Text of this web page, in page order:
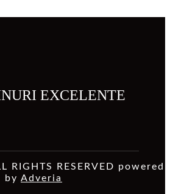
EXCELENTE
RIGHTS RESERVED powered
by Adveria